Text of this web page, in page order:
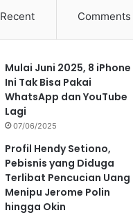
Recent Comments
Mulai Juni 2025, 8 iPhone
Ini Tak Bisa Pakai
WhatsApp dan YouTube
Lagi
07/06/2025
Profil Hendy Setiono,
Pebisnis yang Diduga
Terlibat Pencucian Uang
Menipu Jerome Polin
hingga Okin